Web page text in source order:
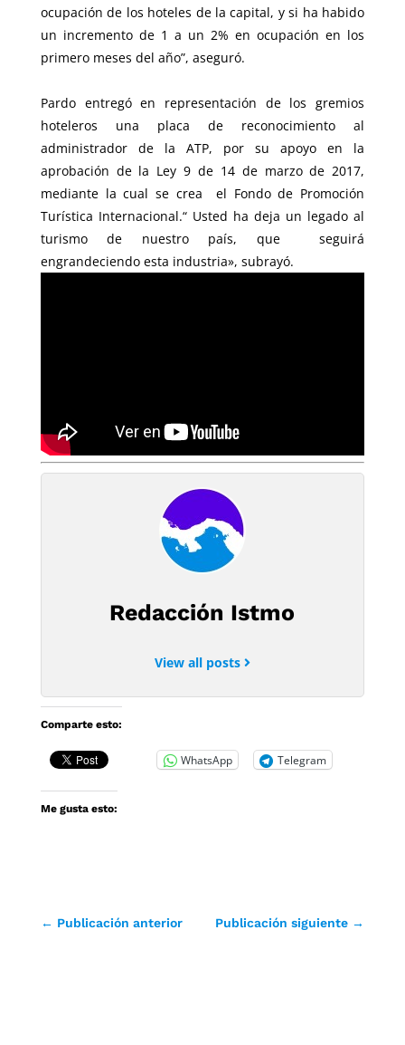
ocupación de los hoteles de la capital, y si ha habido
un incremento de 1 a un 2% en ocupación en los
primero meses del año”, aseguró.
Pardo entregó en representación de los gremios
hoteleros una placa de reconocimiento al
administrador de la ATP, por su apoyo en la
aprobación de la Ley 9 de 14 de marzo de 2017,
mediante la cual se crea el Fondo de Promoción
Turística Internacional.“ Usted ha deja un legado al
turismo de nuestro país, que seguirá
engrandeciendo esta industria», subrayó.
Redacción Istmo
View all posts
Comparte esto:
WhatsApp Telegram
Me gusta esto:
← Publicación anterior Publicación siguiente →